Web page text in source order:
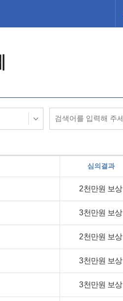
심의결과
2천만원 보상
3천만원 보상
2천만원 보상
3천만원 보상
3천만원 보상